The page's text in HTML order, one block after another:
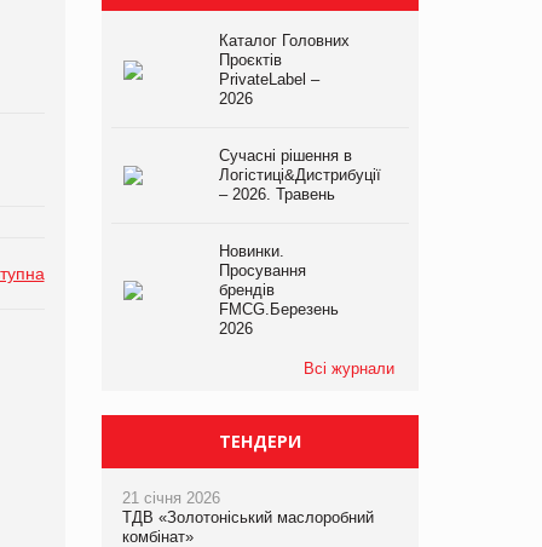
Каталог Головних
Проєктів
PrivateLabel –
2026
Сучасні рішення в
Логістиці&Дистрибуції
– 2026. Травень
Новинки.
Просування
брендів
FMCG.Березень
2026
Всі журнали
ТЕНДЕРИ
21 січня 2026
ТДВ «Золотоніський маслоробний
комбінат»